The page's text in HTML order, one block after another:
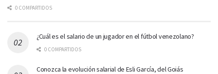
0 COMPARTIDOS
¿Cuál es el salario de un jugador en el fútbol venezolano?
0 COMPARTIDOS
Conozca la evolución salarial de Esli García, del Goiás